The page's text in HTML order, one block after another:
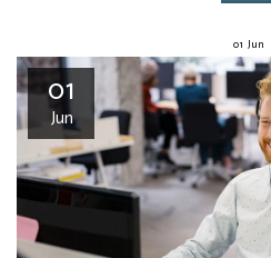
01 Jun
01
Jun